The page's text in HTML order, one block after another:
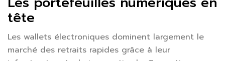
tête
Les wallets électroniques dominent largement le
marché des retraits rapides grâce à leur